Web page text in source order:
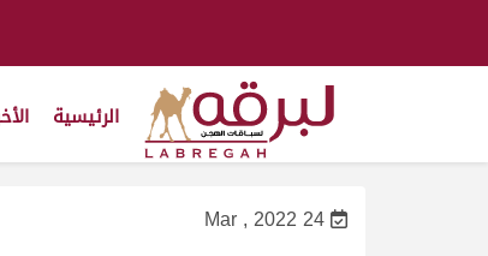
الرئيسية
24 Mar , 2022